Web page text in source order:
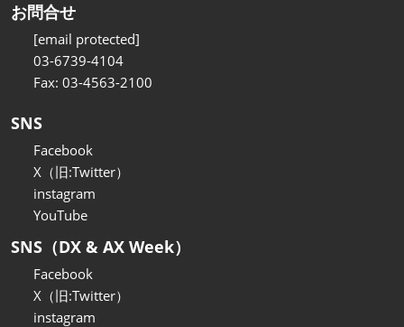
お問合せ
[email protected]
03-6739-4104
Fax: 03-4563-2100
SNS
Facebook
X（旧:Twitter）
instagram
YouTube
SNS（DX & AX Week）
Facebook
X（旧:Twitter）
instagram